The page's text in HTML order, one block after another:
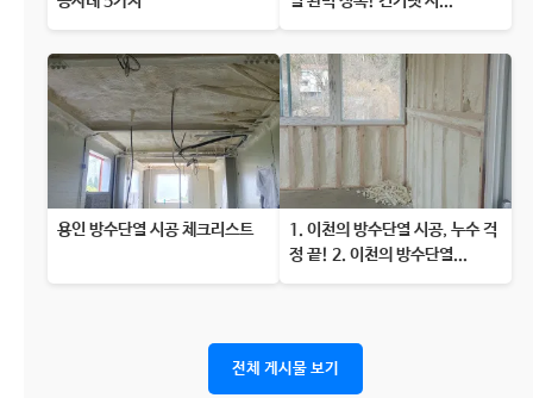
용인 방수단열 시공 체크리스트
1. 이천의 방수단열 시공, 누수 걱
정 끝! 2. 이천의 방수단열...
전체 게시물 보기